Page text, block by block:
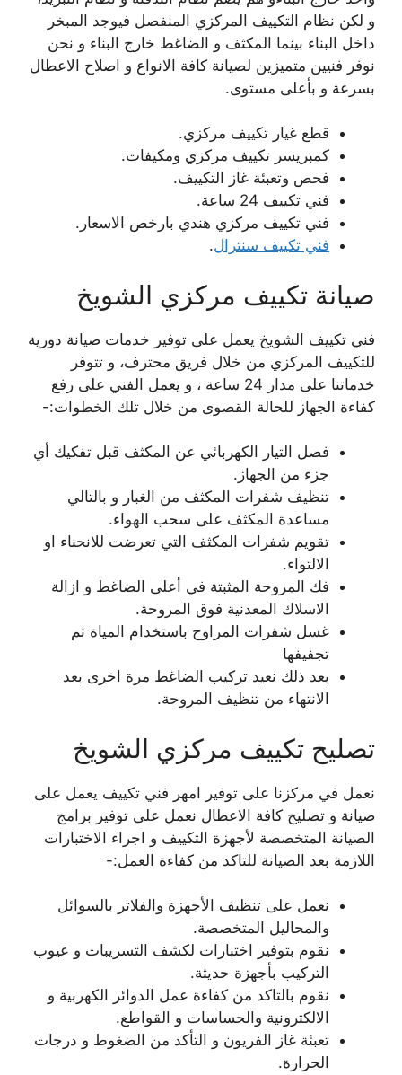
و لكن نظام التكييف المركزي المنفصل فيوجد المبخر
داخل البناء بينما المكثف و الضاغط خارج البناء و نحن
نوفر فنيين متميزين لصيانة كافة الانواع و اصلاح الاعطال
بسرعة و بأعلى مستوى.
قطع غيار تكييف مركزي.
كمبريسر تكييف مركزي ومكيفات.
فحص وتعبئة غاز التكييف.
فني تكييف 24 ساعة.
فني تكييف مركزي هندي بارخص الاسعار.
فني تكييف سنترال.
صيانة تكييف مركزي الشويخ
فني تكييف الشويخ يعمل على توفير خدمات صيانة دورية
للتكييف المركزي من خلال فريق محترف، و تتوفر
خدماتنا على مدار 24 ساعة ، و يعمل الفني على رفع
كفاءة الجهاز للحالة القصوى من خلال تلك الخطوات:-
فصل التيار الكهربائي عن المكثف قبل تفكيك أي
جزء من الجهاز.
تنظيف شفرات المكثف من الغبار و بالتالي
مساعدة المكثف على سحب الهواء.
تقويم شفرات المكثف التي تعرضت للانحناء او
الالتواء.
فك المروحة المثبتة في أعلى الضاغط و ازالة
الاسلاك المعدنية فوق المروحة.
غسل شفرات المراوح باستخدام المياة ثم
تجفيفها
بعد ذلك نعيد تركيب الضاغط مرة اخرى بعد
الانتهاء من تنظيف المروحة.
تصليح تكييف مركزي الشويخ
نعمل في مركزنا على توفير امهر فني تكييف يعمل على
صيانة و تصليح كافة الاعطال نعمل على توفير برامج
الصيانة المتخصصة لأجهزة التكييف و اجراء الاختبارات
اللازمة بعد الصيانة للتاكد من كفاءة العمل:-
نعمل على تنظيف الأجهزة والفلاتر بالسوائل
والمحاليل المتخصصة.
نقوم بتوفير اختبارات لكشف التسريبات و عيوب
التركيب بأجهزة حديثة.
نقوم بالتاكد من كفاءة عمل الدوائر الكهربية و
الالكترونية والحساسات و القواطع.
تعبئة غاز الفريون و التأكد من الضغوط و درجات
الحرارة.